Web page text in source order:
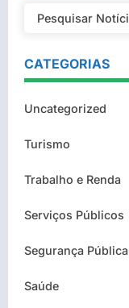
CATEGORIAS
Uncategorized
Turismo
Trabalho e Renda
Serviços Públicos
Segurança Pública
Saúde